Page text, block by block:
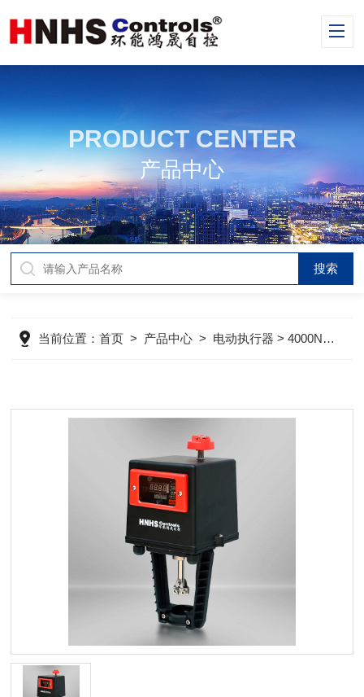
PRODUCT CENTER
产品中心
当前位置：首页 > 产品中心 > 电动执行器 >4000N/5000N电动驱动器